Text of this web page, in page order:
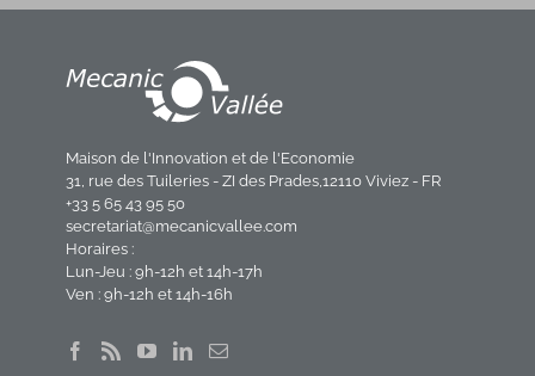
Maison de l'Innovation et de l'Economie
31, rue des Tuileries - ZI des Prades,12110 Viviez - FR
+33 5 65 43 95 50
secretariat@mecanicvallee.com
Horaires :
Lun-Jeu : 9h-12h et 14h-17h
Ven : 9h-12h et 14h-16h